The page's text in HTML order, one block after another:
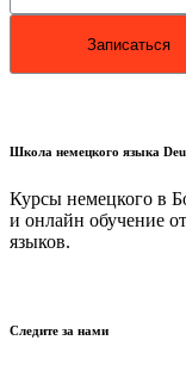
Школа немецкого языка
Курсы немецкого в
и онлайн обучение
языков.
Следите за нами